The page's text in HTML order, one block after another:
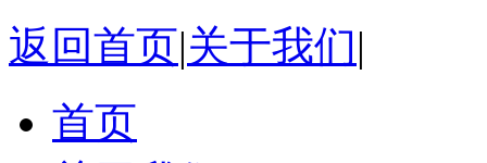
返回首页|关于我们|
首页